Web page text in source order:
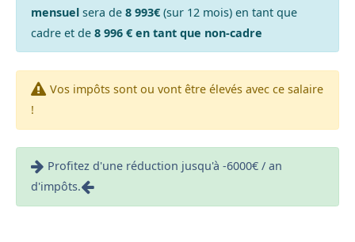
mensuelsera de 8 993€(sur 12 mois) en tant que
cadre et de 8 996 € en tant que non-cadre
Vos impôts sont ou vont être élevés avec ce salaire
!
Profitez d'une réduction jusqu'à -6000€ / an
d'impôts.